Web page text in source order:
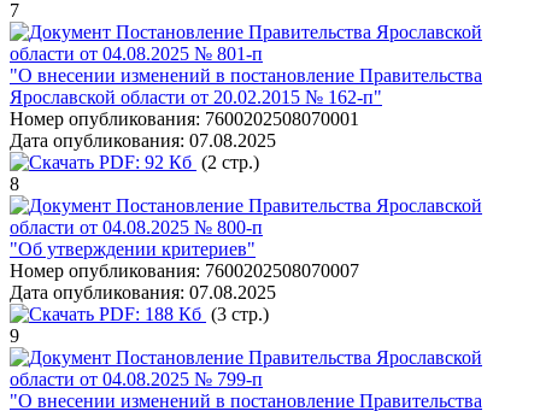
7
Постановление Правительства Ярославской
области от 04.08.2025 № 801-п
"О внесении изменений в постановление Правительства
Ярославской области от 20.02.2015 № 162-п"
Номер опубликования: 7600202508070001
Дата опубликования: 07.08.2025
PDF: 92 Кб (2 стр.)
8
Постановление Правительства Ярославской
области от 04.08.2025 № 800-п
"Об утверждении критериев"
Номер опубликования: 7600202508070007
Дата опубликования: 07.08.2025
PDF: 188 Кб (3 стр.)
9
Постановление Правительства Ярославской
области от 04.08.2025 № 799-п
"О внесении изменений в постановление Правительства